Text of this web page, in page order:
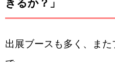
きるか？」
出展ブースも多く、ま